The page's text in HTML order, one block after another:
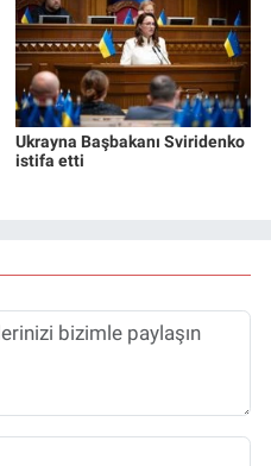
Ukrayna Başbakanı Sviridenko
istifa etti